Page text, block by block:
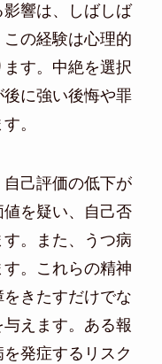
響は、しばしば
の経験は心理的
す。中絶を選択
に強い後悔や罪
。
己評価の低下が
を疑い、自己否
。また、うつ病
。これらの精神
きたすだけでな
えます。ある報
発症するリスク